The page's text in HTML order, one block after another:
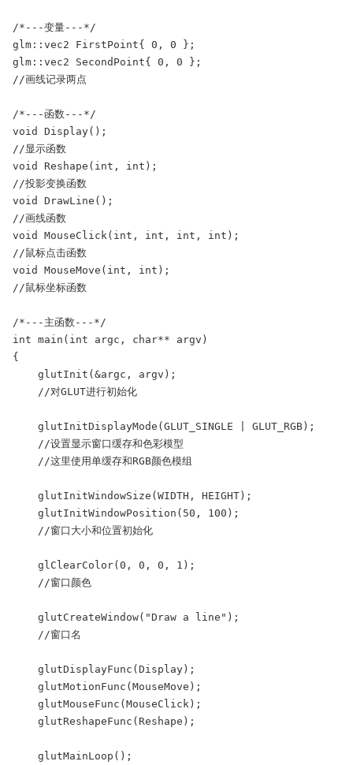
/*---变量---*/
glm::vec2 FirstPoint{ 0, 0 };
glm::vec2 SecondPoint{ 0, 0 };
//画线记录两点
/*---函数---*/
void Display();
//显示函数
void Reshape(int, int);
//投影变换函数
void DrawLine();
//画线函数
void MouseClick(int, int, int, int);
//鼠标点击函数
void MouseMove(int, int);
//鼠标坐标函数
/*---主函数---*/
int main(int argc, char** argv)
{
    glutInit(&argc, argv);
    //对GLUT进行初始化
    glutInitDisplayMode(GLUT_SINGLE | GLUT_RGB);
    //设置显示窗口缓存和色彩模型
    //这里使用单缓存和RGB颜色模组
    glutInitWindowSize(WIDTH, HEIGHT);
    glutInitWindowPosition(50, 100);
    //窗口大小和位置初始化
    glClearColor(0, 0, 0, 1);
    //窗口颜色
    glutCreateWindow("Draw a line");
    //窗口名
    glutDisplayFunc(Display);
    glutMotionFunc(MouseMove);
    glutMouseFunc(MouseClick);
    glutReshapeFunc(Reshape);
    glutMainLoop();